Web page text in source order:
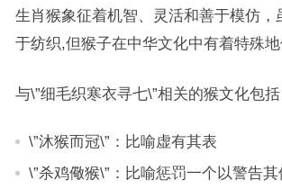
生肖猴象征着机智、灵活和善于模仿，
于纺织,但猴子在中华文化中有着特殊地
与\”细毛织寒衣寻七\”相关的猴文化包括
\”沐猴而冠\”：比喻虚有其表
\”杀鸡儆猴\”：比喻惩罚一个以警告其